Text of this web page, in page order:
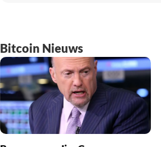
Bitcoin Nieuws